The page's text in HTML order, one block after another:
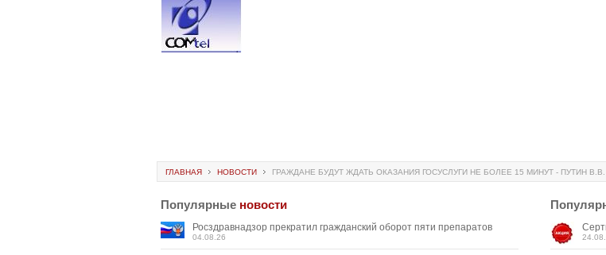
ГЛАВНАЯ НОВОСТИ ГРАЖДАНЕ БУДУТ ЖДАТЬ ОКАЗАНИЯ ГОСУСЛУГИ НЕ БОЛЕЕ 15 МИНУТ - ПУТИН В.В.
Популярные новости
Росздравнадзор прекратил гражданский оборот пяти препаратов
04.08.26